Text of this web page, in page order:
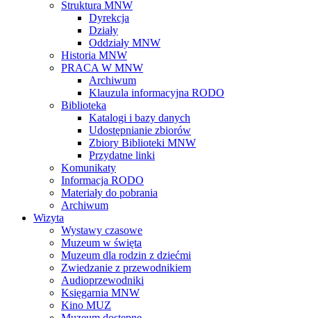
Struktura MNW
Dyrekcja
Działy
Oddziały MNW
Historia MNW
PRACA W MNW
Archiwum
Klauzula informacyjna RODO
Biblioteka
Katalogi i bazy danych
Udostępnianie zbiorów
Zbiory Biblioteki MNW
Przydatne linki
Komunikaty
Informacja RODO
Materiały do pobrania
Archiwum
Wizyta
Wystawy czasowe
Muzeum w święta
Muzeum dla rodzin z dziećmi
Zwiedzanie z przewodnikiem
Audioprzewodniki
Księgarnia MNW
Kino MUZ